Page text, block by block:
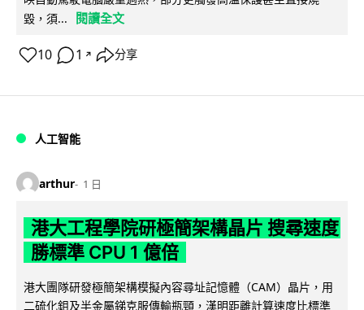
毀，須...
閱讀全文
10 1 ↗ 分享
人工智能
arthur 1 日
港大工程學院研極簡架構晶片 搜尋速度
勝標準 CPU 1 億倍
港大團隊研發極簡架構模擬內容尋址記憶體（CAM）晶片，用
二硫化鉬及半金屬銻克服傳輸瓶頸，漢明距離計算速度比標準